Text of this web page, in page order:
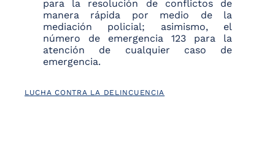
para la resolución de conflictos de
manera rápida por medio de la
mediación policial; asimismo, el
número de emergencia 123 para la
atención de cualquier caso de
emergencia.
LUCHA CONTRA LA DELINCUENCIA